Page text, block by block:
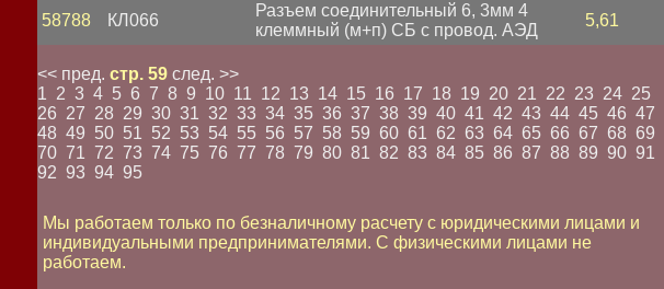
58788 КЛ066
Разъем соединительный 6, 3мм 4
клеммный (м+п) СБ с провод. АЭД
5,61
<< пред. стр. 59 след. >>
1 2 3 4 5 6 7 8 9 10 11 12 13 14 15 16 17 18 19 20 21 22 23 24 25
26 27 28 29 30 31 32 33 34 35 36 37 38 39 40 41 42 43 44 45 46 47
48 49 50 51 52 53 54 55 56 57 58 59 60 61 62 63 64 65 66 67 68 69
70 71 72 73 74 75 76 77 78 79 80 81 82 83 84 85 86 87 88 89 90 91
92 93 94 95
Мы работаем только по безналичному расчету с юридическими лицами и
индивидуальными предпринимателями. С физическими лицами не
работаем.